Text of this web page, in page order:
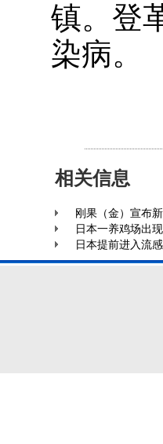
镇。登
染病。
相关信息
刚果（金）宣布
日本一养鸡场出
日本提前进入流